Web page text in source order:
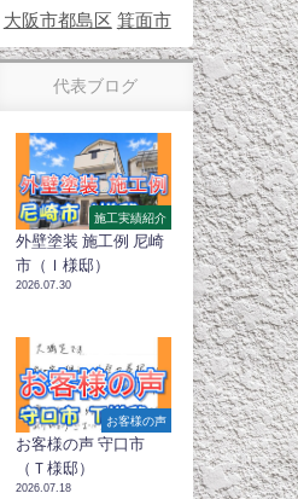
大阪市都島区 箕面市
代表ブログ
施工実績紹介
外壁塗装 施工例 尼崎
市（Ｉ様邸）
2026.07.30
お客様の声
お客様の声 守口市
（Ｔ様邸）
2026.07.18